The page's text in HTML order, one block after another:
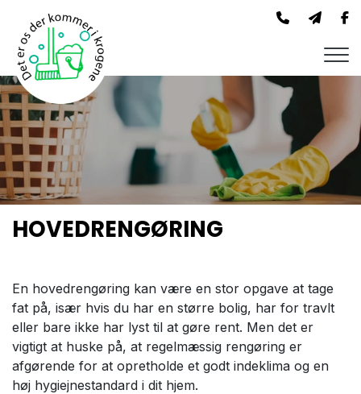
main
content
HOVEDRENGØRING
En hovedrengøring kan være en stor opgave at tage
fat på, især hvis du har en større bolig, har for travlt
eller bare ikke har lyst til at gøre rent. Men det er
vigtigt at huske på, at regelmæssig rengøring er
afgørende for at opretholde et godt indeklima og en
høj hygiejnestandard i dit hjem.